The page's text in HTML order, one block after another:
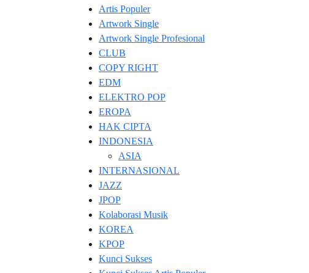
Artis Populer
Artwork Single
Artwork Single Profesional
CLUB
COPY RIGHT
EDM
ELEKTRO POP
EROPA
HAK CIPTA
INDONESIA
ASIA
INTERNASIONAL
JAZZ
JPOP
Kolaborasi Musik
KOREA
KPOP
Kunci Sukses